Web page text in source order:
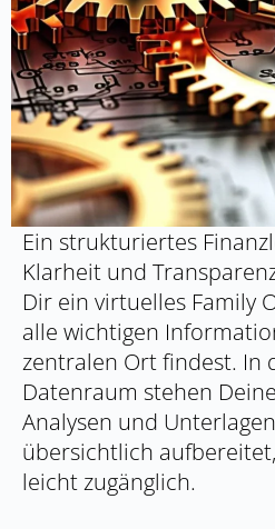
Ein strukturiertes
Klarheit und
Dir ein virtuelles Family
alle wichtigen
zentralen Ort findest. In
Datenraum stehen
Analysen und
übersichtlich
leicht zugänglich.